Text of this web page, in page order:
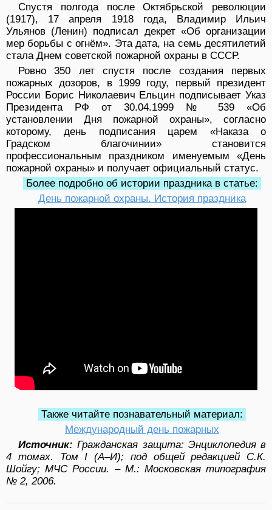
Спустя полгода после Октябрьской революции
(1917), 17 апреля 1918 года, Владимир Ильич
Ульянов (Ленин) подписал декрет «Об организации
мер борьбы с огнём». Эта дата, на семь десятилетий
стала Днем советской пожарной охраны в СССР.
Ровно 350 лет спустя после создания первых
пожарных дозоров, в 1999 году, первый президент
России Борис Николаевич Ельцин подписывает Указ
Президента РФ от 30.04.1999 № 539 «Об
установлении Дня пожарной охраны», согласно
которому, день подписания царем «Наказа о
Градском благочинии» становится
профессиональным праздником именуемым «День
пожарной охраны» и получает официальный статус.
Более подробно об истории праздника в статье:
День пожарной охраны. История праздника
Также читайте познавательный материал:
Международный день пожарных
Источник: Гражданская защита: Энциклопедия в
4 томах. Том I (А–И); под общей редакцией С.К.
Шойгу; МЧС России. – М.: Московская типография
№ 2, 2006.